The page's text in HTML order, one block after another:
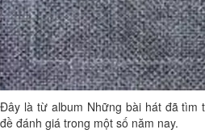
Đây là từ album Những bài hát đã tìm
đề đánh giá trong một số năm nay.